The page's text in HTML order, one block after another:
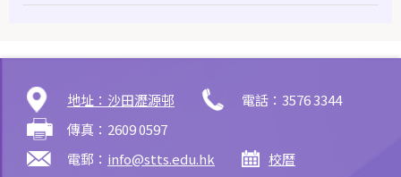
地址：沙田瀝源邨
電話：3576 3344
傳真：2609 0597
電郵： info@stts.edu.hk 校曆